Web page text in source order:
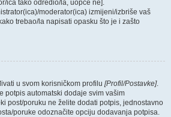
ica tako odredio/la, uopće ne].
moderator(ica) izmijeni/izbriše vaš
trebao/la napisati opasku što je i zašto
u svom korisničkom profilu [Profil/Postavke].
potpis automatski dodaje svim vašim
post/poruku ne želite dodati potpis, jednostavno
poruke odoznačite opciju dodavanja potpisa.